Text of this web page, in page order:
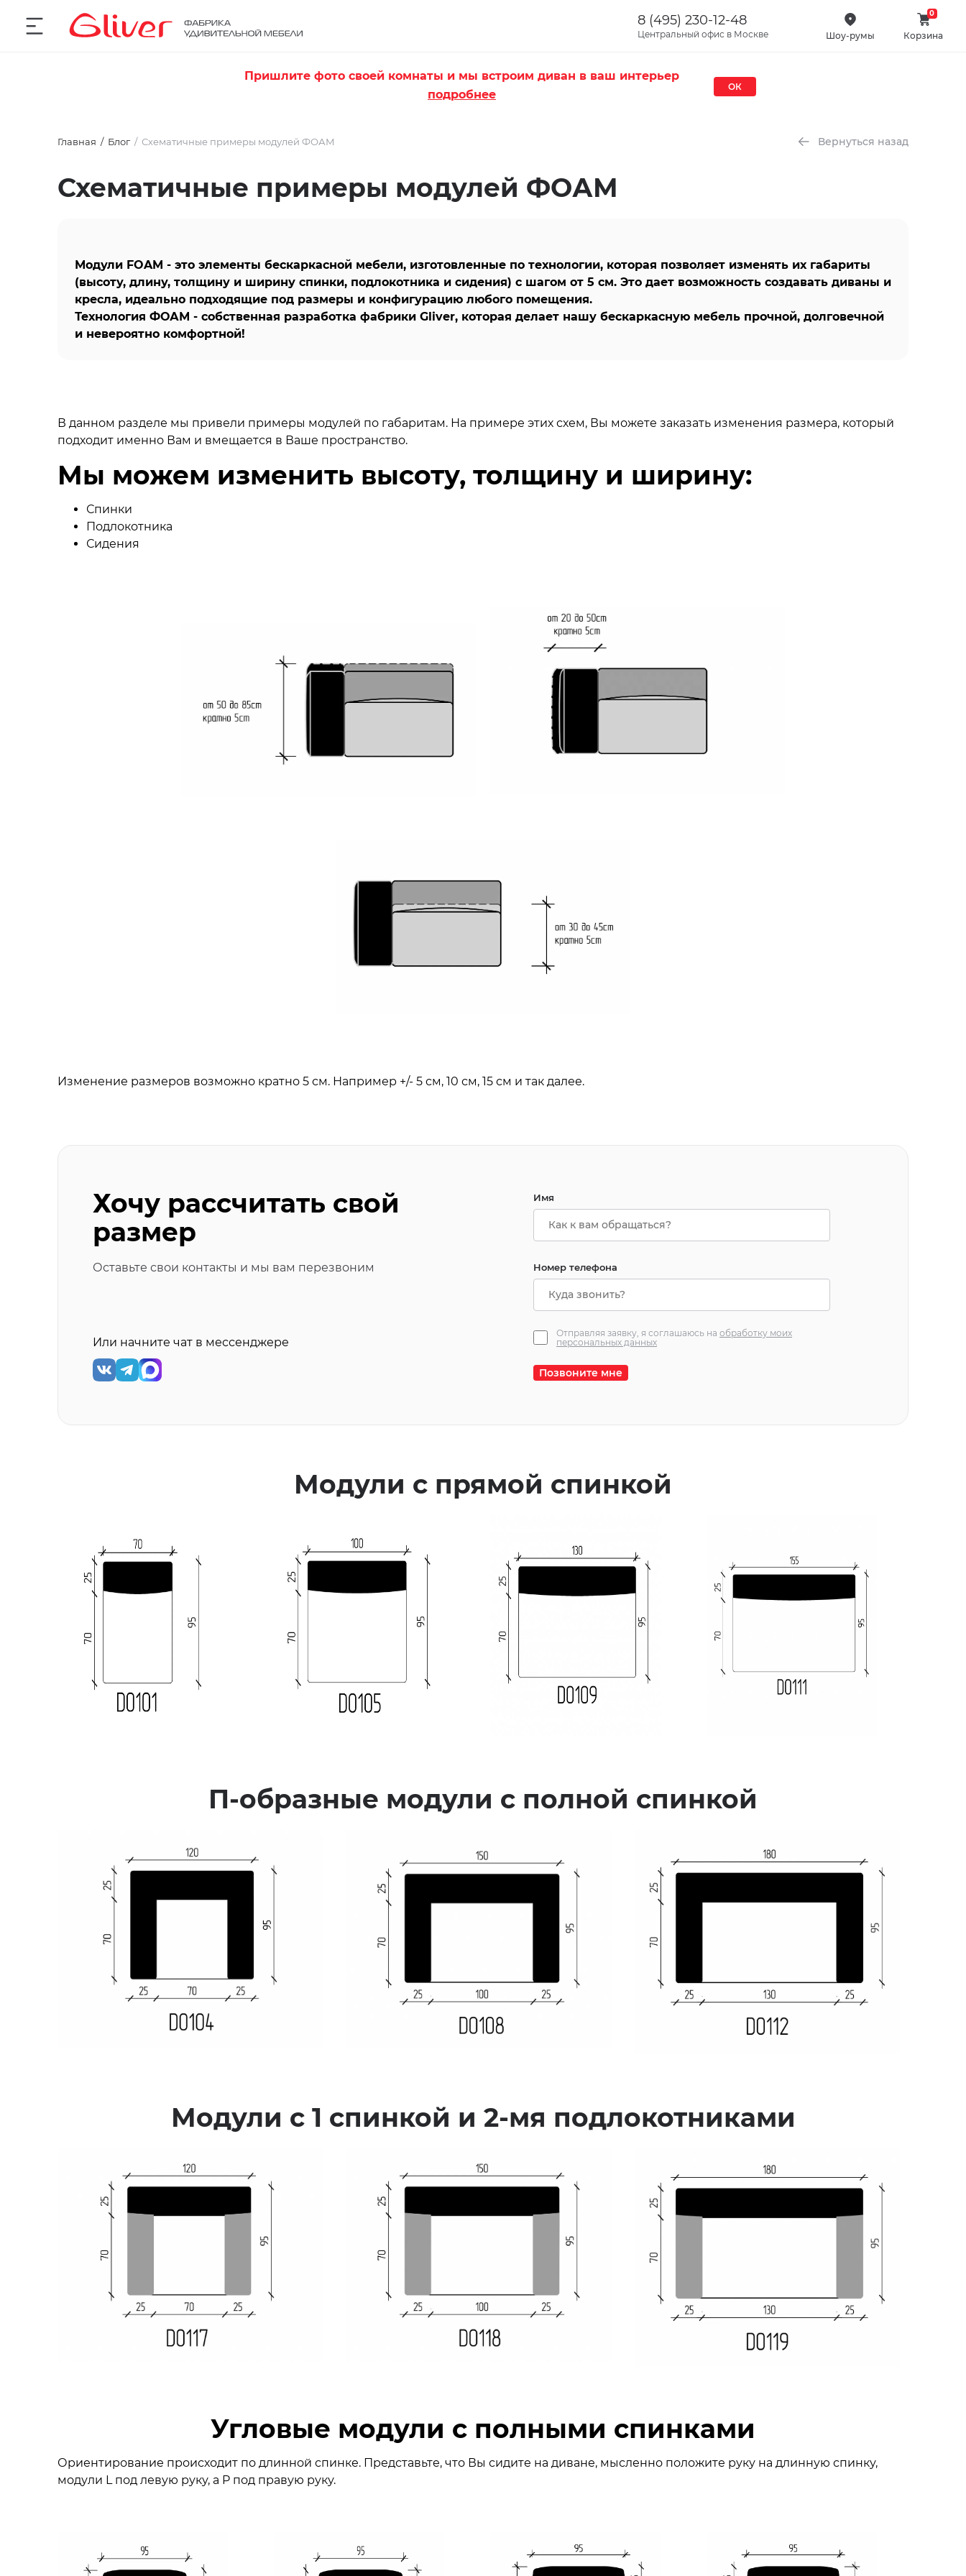
8 (495) 230-12-48
Центральный офис в Москве Шоу-румы
0
Корзина
Пришлите фото своей комнаты и мы встроим диван в ваш интерьер
подробнее
ОК
Главная Блог Схематичные примеры модулей ФОАМ Вернуться назад
Схематичные примеры модулей ФОАМ
Модули FOAM - это элементы бескаркасной мебели, изготовленные по технологии, которая позволяет изменять их габариты
(высоту, длину, толщину и ширину спинки, подлокотника и сидения) с шагом от 5 см. Это дает возможность создавать диваны и
кресла, идеально подходящие под размеры и конфигурацию любого помещения.
Технология ФОАМ - собственная разработка фабрики Gliver, которая делает нашу бескаркасную мебель прочной, долговечной
и невероятно комфортной!
В данном разделе мы привели примеры модулей по габаритам. На примере этих схем, Вы можете заказать изменения размера, который
подходит именно Вам и вмещается в Ваше пространство.
Мы можем изменить высоту, толщину и ширину:
Спинки
Подлокотника
Сидения
Изменение размеров возможно кратно 5 см. Например +/- 5 см, 10 см, 15 см и так далее.
Хочу рассчитать свой
размер
Оставьте свои контакты и мы вам перезвоним
Или начните чат в мессенджере
Имя
Номер телефона
Отправляя заявку, я соглашаюсь на обработку моих
персональных данных
Позвоните мне
Модули с прямой спинкой
П-образные модули с полной спинкой
Модули с 1 спинкой и 2-мя подлокотниками
Угловые модули с полными спинками
Ориентирование происходит по длинной спинке. Представьте, что Вы сидите на диване, мысленно положите руку на длинную спинку,
модули L под левую руку, а P под правую руку.